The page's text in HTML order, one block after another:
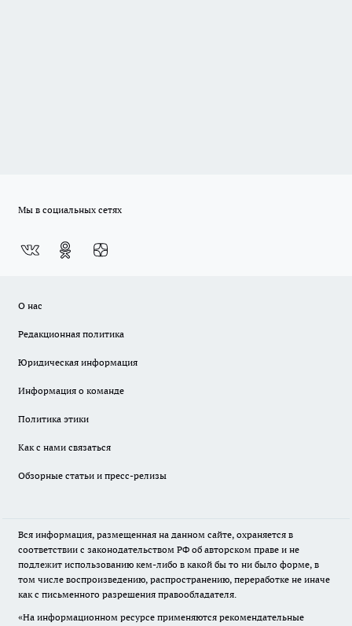
Мы в социальных сетях
О нас
Редакционная политика
Юридическая информация
Информация о команде
Политика этики
Как с нами связаться
Обзорные статьи и пресс-релизы
Вся информация, размещенная на данном сайте, охраняется в
соответствии с законодательством РФ об авторском праве и не
подлежит использованию кем-либо в какой бы то ни было форме, в
том числе воспроизведению, распространению, переработке не иначе
как с письменного разрешения правообладателя.
«На информационном ресурсе применяются рекомендательные